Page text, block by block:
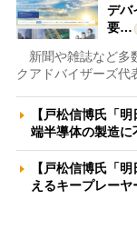
デバ
要…
新聞や雑誌など多
クアドバイザーズ代
【戸松信博氏「
端半導体の製造
【戸松信博氏「
えるキープレー